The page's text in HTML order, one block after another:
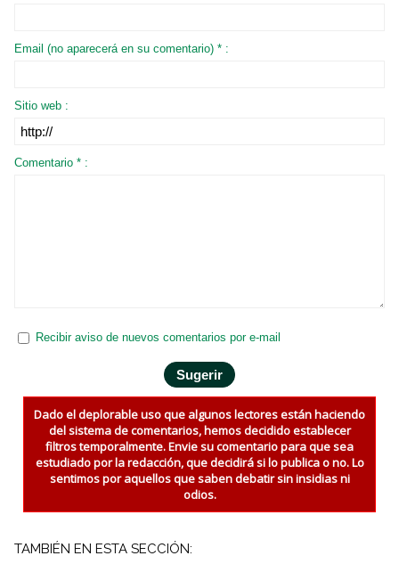
Email (no aparecerá en su comentario) * :
Sitio web :
Comentario * :
Recibir aviso de nuevos comentarios por e-mail
Dado el deplorable uso que algunos lectores están haciendo
del sistema de comentarios, hemos decidido establecer
filtros temporalmente. Envie su comentario para que sea
estudiado por la redacción, que decidirá si lo publica o no. Lo
sentimos por aquellos que saben debatir sin insidias ni
odios.
TAMBIÉN EN ESTA SECCIÓN: